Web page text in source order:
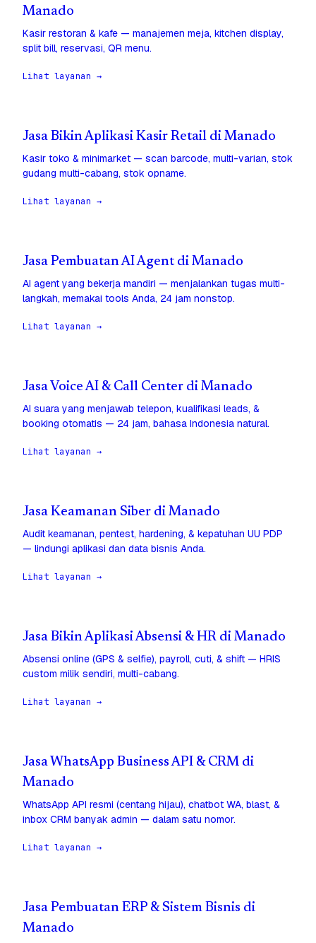
Manado
Kasir restoran & kafe — manajemen meja, kitchen display,
split bill, reservasi, QR menu.
Lihat layanan →
Jasa Bikin Aplikasi Kasir Retail di Manado
Kasir toko & minimarket — scan barcode, multi-varian, stok
gudang multi-cabang, stok opname.
Lihat layanan →
Jasa Pembuatan AI Agent di Manado
AI agent yang bekerja mandiri — menjalankan tugas multi-
langkah, memakai tools Anda, 24 jam nonstop.
Lihat layanan →
Jasa Voice AI & Call Center di Manado
AI suara yang menjawab telepon, kualifikasi leads, &
booking otomatis — 24 jam, bahasa Indonesia natural.
Lihat layanan →
Jasa Keamanan Siber di Manado
Audit keamanan, pentest, hardening, & kepatuhan UU PDP
— lindungi aplikasi dan data bisnis Anda.
Lihat layanan →
Jasa Bikin Aplikasi Absensi & HR di Manado
Absensi online (GPS & selfie), payroll, cuti, & shift — HRIS
custom milik sendiri, multi-cabang.
Lihat layanan →
Jasa WhatsApp Business API & CRM di
Manado
WhatsApp API resmi (centang hijau), chatbot WA, blast, &
inbox CRM banyak admin — dalam satu nomor.
Lihat layanan →
Jasa Pembuatan ERP & Sistem Bisnis di
Manado